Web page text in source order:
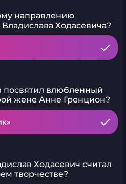
направлению
Владислава Ходасевича?
посвятил влюбленный
жене Анне Гренцион?
Ходасевич считал
творчестве?